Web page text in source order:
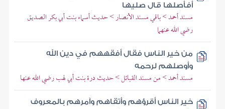
أفأصلها قال صليها
مسند أحمد > باقي مسند الأنصار > حديث أسماء بنت أبي بكر الصديق
رضي الله عنهما
من خير الناس فقال أفقههم في دين الله
وأوصلهم لرحمه
مسند أحمد > من مسند القبائل > حديث درة بنت أبي لهب رضي الله عنها
خير الناس أقرؤهم وأتقاهم وآمرهم بالمعروف